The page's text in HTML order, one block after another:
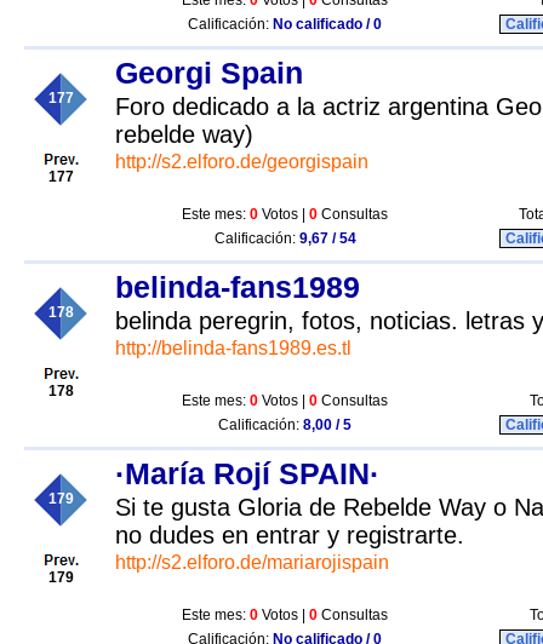
Calificación: No calificado / 0
177
177
Georgi Spain
Foro dedicado a la actriz argentina
rebelde way)
http://s2.elforo.de/georgispain
Este mes: 0 Votos | 0 Consultas
Calificación: 9,67 / 54
178
178
belinda-fans1989
belinda peregrin, fotos, noticias. letras
http://belinda-fans1989.es.tl
Este mes: 0 Votos | 0 Consultas
Calificación: 8,00 / 5
179
179
·María Rojí SPAIN·
Si te gusta Gloria de Rebelde Way o
no dudes en entrar y registrarte.
http://s2.elforo.de/mariarojispain
Este mes: 0 Votos | 0 Consultas
Calificación: No calificado / 0